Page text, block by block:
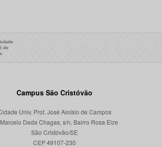
Campus São Cristóvão
Univ. Prof. José Aloísio de Campos
Deda Chagas, s/n, Bairro Rosa Elze
São Cristóvão/SE
CEP 49107-230